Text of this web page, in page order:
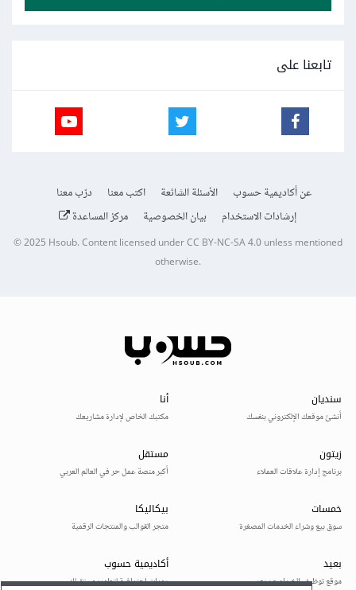
تابعنا على
عن أكاديمية حسوب الأسئلة الشائعة اكتب معنا
درّب معنا
إرشادات الاستخدام
بيان الخصوصية مركز المساعدة
© 2025Hsoub.Content licensed underCC BY-NC-SA 4.0unless mentioned
otherwise.